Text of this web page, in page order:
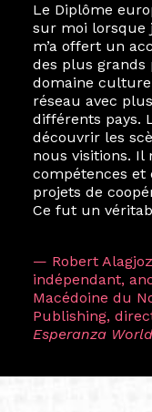
Le Diplôme
sur moi lorsque
m’a offert un
des plus grands
domaine
réseau avec
différents pays.
découvrir les
nous visitions. Il
compétences et
projets de
Ce fut un
— Robert
indépendant,
Macédoine du
Publishing,
Esperanza